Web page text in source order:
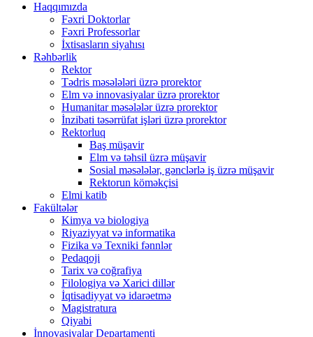
Haqqımızda
Fəxri Doktorlar
Fəxri Professorlar
İxtisasların siyahısı
Rəhbərlik
Rektor
Tədris məsələləri üzrə prorektor
Elm və innovasiyalar üzrə prorektor
Humanitar məsələlər üzrə prorektor
İnzibati təsərrüfat işləri üzrə prorektor
Rektorluq
Baş müşavir
Elm və təhsil üzrə müşavir
Sosial məsələlər, gənclərlə iş üzrə müşavir
Rektorun köməkçisi
Elmi katib
Fakültələr
Kimya və biologiya
Riyaziyyat və informatika
Fizika və Texniki fənnlər
Pedaqoji
Tarix və coğrafiya
Filologiya və Xarici dillər
İqtisadiyyat və idarəetmə
Magistratura
Qiyabi
İnnovasiyalar Departamenti